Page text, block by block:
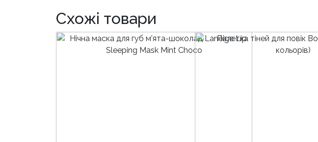
Схожі товари